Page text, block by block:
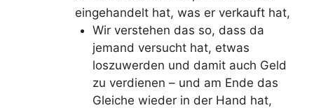
eingehandelt hat, was er verkauft hat,
Wir verstehen das so, dass da
jemand versucht hat, etwas
loszuwerden und damit auch Geld
zu verdienen – und am Ende das
Gleiche wieder in der Hand hat,